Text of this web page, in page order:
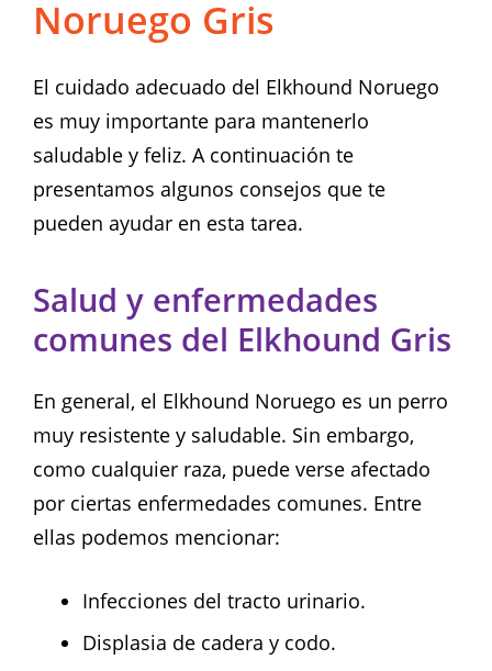
Noruego Gris
El cuidado adecuado del Elkhound Noruego
es muy importante para mantenerlo
saludable y feliz. A continuación te
presentamos algunos consejos que te
pueden ayudar en esta tarea.
Salud y enfermedades
comunes del Elkhound Gris
En general, el Elkhound Noruego es un perro
muy resistente y saludable. Sin embargo,
como cualquier raza, puede verse afectado
por ciertas enfermedades comunes. Entre
ellas podemos mencionar:
Infecciones del tracto urinario.
Displasia de cadera y codo.